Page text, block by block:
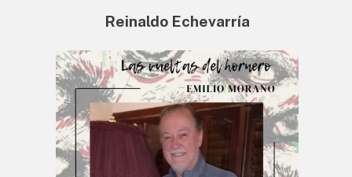
Reinaldo Echevarría